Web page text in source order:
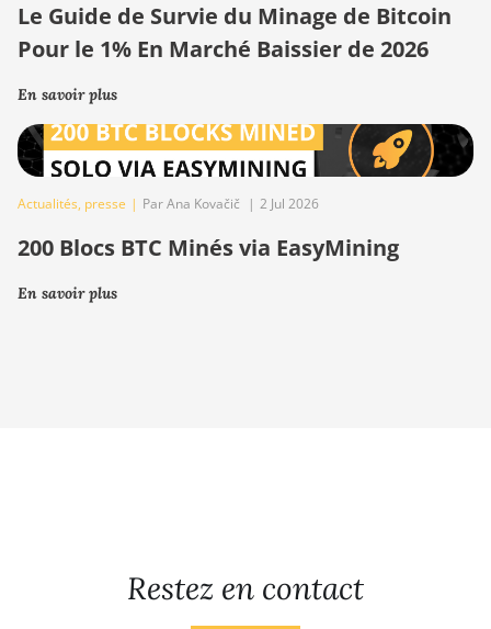
Le Guide de Survie du Minage de Bitcoin
Pour le 1% En Marché Baissier de 2026
En savoir plus
Actualités, presse | Par Ana Kovačič | 2 Jul 2026
200 Blocs BTC Minés via EasyMining
En savoir plus
Restez en contact